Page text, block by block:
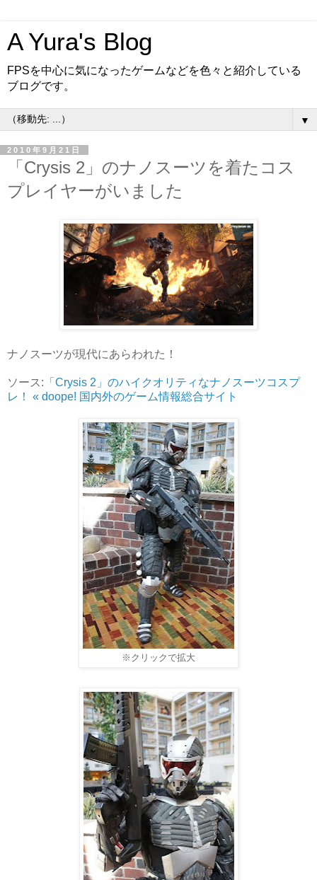
A Yura's Blog
FPSを中心に気になったゲームなどを色々と紹介している
ブログです。
▼
2010年9月21日
「Crysis 2」のナノスーツを着たコス
プレイヤーがいました
ナノスーツが現代にあらわれた！
ソース: 「Crysis 2」のハイクオリティなナノスーツコスプ
レ！ « doope! 国内外のゲーム情報総合サイト
※クリックで拡大